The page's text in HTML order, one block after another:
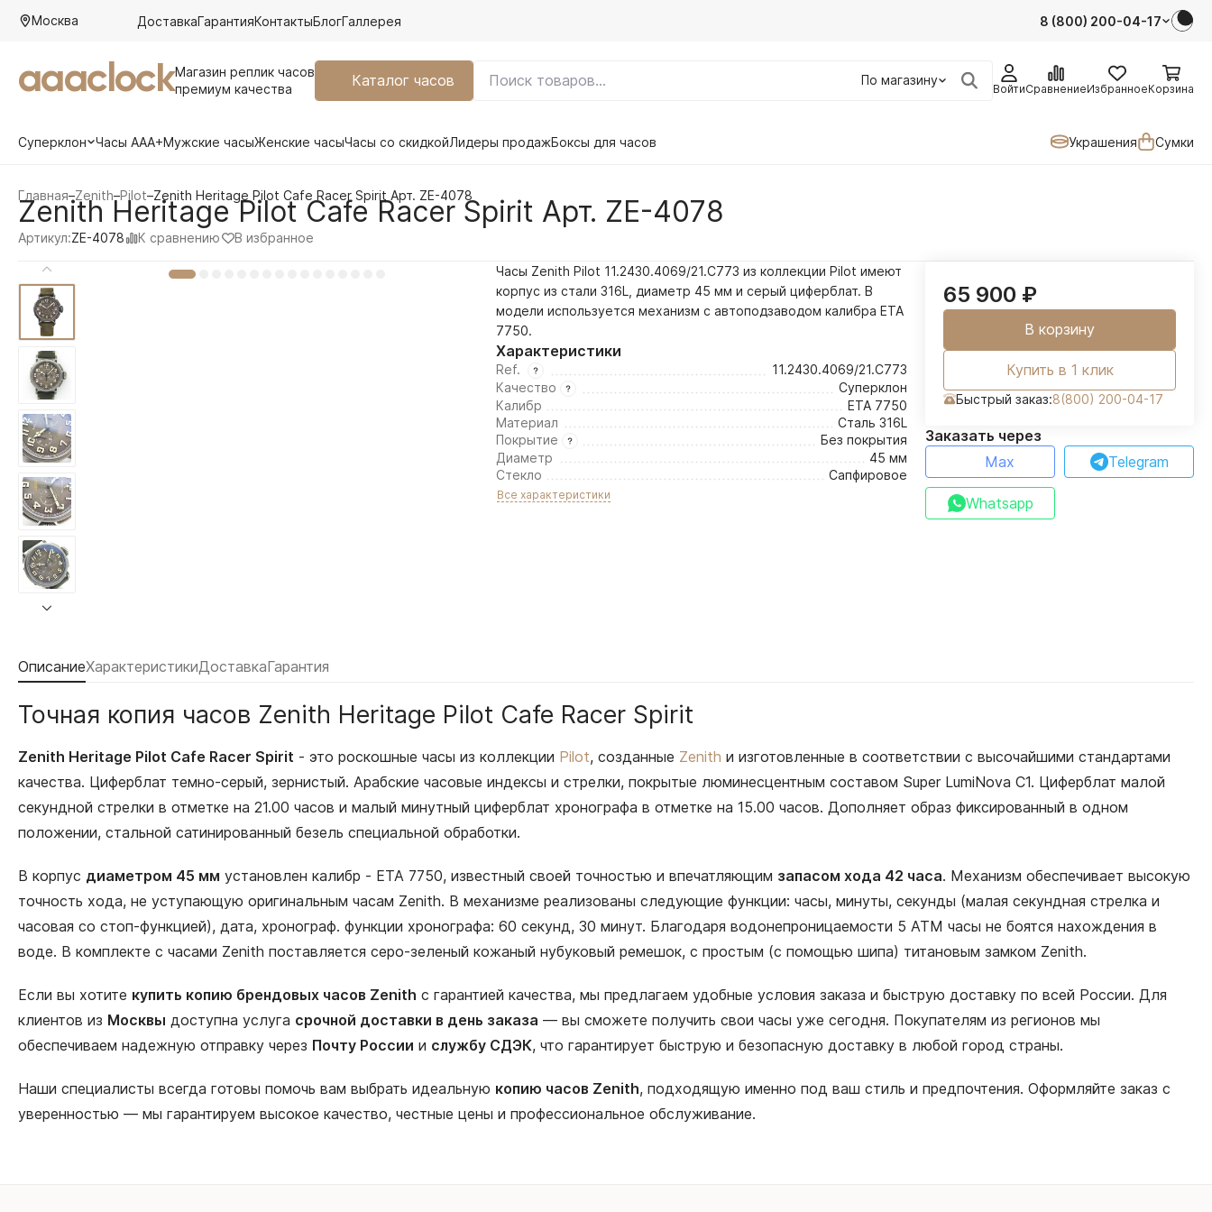
Москва ДоставкаГарантияКонтактыБлогГаллерея 8 (800) 200-04-17
aaaclockМагазин реплик часов
премиум качества
Каталог часов По магазину
ВойтиСравнениеИзбранноеКорзина
Суперклон Часы AAA+Мужские часыЖенские часыЧасы со скидкойЛидеры продажБоксы для часов Украшения Сумки
Главная–Zenith–Pilot–Zenith Heritage Pilot Cafe Racer Spirit Арт. ZE-4078
Zenith Heritage Pilot Cafe Racer Spirit Арт. ZE-4078
Артикул:ZE-4078 К сравнению В избранное
Часы Zenith Pilot 11.2430.4069/21.C773 из коллекции Pilot имеют
корпус из стали 316L, диаметр 45 мм и серый циферблат. В
модели используется механизм с автоподзаводом калибра ETA
7750.
Характеристики
Ref.
11.2430.4069/21.C773
Качество
Суперклон
Калибр
ETA 7750
Материал
Сталь 316L
Покрытие
Без покрытия
Диаметр
45 мм
Стекло
Сапфировое
Все характеристики
65 900 ₽
В корзину
Купить в 1 клик
Быстрый заказ:8(800) 200-04-17
Заказать через
Max
Telegram
Whatsapp
ОписаниеХарактеристикиДоставкаГарантия
Точная копия часов Zenith Heritage Pilot Cafe Racer Spirit
Zenith Heritage Pilot Cafe Racer Spirit - это роскошные часы из коллекции Pilot, созданные Zenith и изготовленные в соответствии с высочайшими стандартами
качества. Циферблат темно-серый, зернистый. Арабские часовые индексы и стрелки, покрытые люминесцентным составом Super LumiNova С1. Циферблат малой
секундной стрелки в отметке на 21.00 часов и малый минутный циферблат хронографа в отметке на 15.00 часов. Дополняет образ фиксированный в одном
положении, стальной сатинированный безель специальной обработки.
В корпус диаметром 45 мм установлен калибр - ETA 7750, известный своей точностью и впечатляющим запасом хода 42 часа. Механизм обеспечивает высокую
точность хода, не уступающую оригинальным часам Zenith. В механизме реализованы следующие функции: часы, минуты, секунды (малая секундная стрелка и
часовая со стоп-функцией), дата, хронограф. функции хронографа: 60 секунд, 30 минут. Благодаря водонепроницаемости 5 АТМ часы не боятся нахождения в
воде. В комплекте с часами Zenith поставляется серо-зеленый кожаный нубуковый ремешок, с простым (с помощью шипа) титановым замком Zenith.
Если вы хотите купить копию брендовых часов Zenith с гарантией качества, мы предлагаем удобные условия заказа и быструю доставку по всей России. Для
клиентов из Москвы доступна услуга срочной доставки в день заказа — вы сможете получить свои часы уже сегодня. Покупателям из регионов мы
обеспечиваем надежную отправку через Почту России и службу СДЭК, что гарантирует быструю и безопасную доставку в любой город страны.
Наши специалисты всегда готовы помочь вам выбрать идеальную копию часов Zenith, подходящую именно под ваш стиль и предпочтения. Оформляйте заказ с
уверенностью — мы гарантируем высокое качество, честные цены и профессиональное обслуживание.